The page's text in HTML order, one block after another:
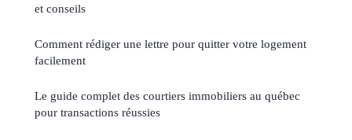
et conseils
Comment rédiger une lettre pour quitter votre logement
facilement
Le guide complet des courtiers immobiliers au québec
pour transactions réussies